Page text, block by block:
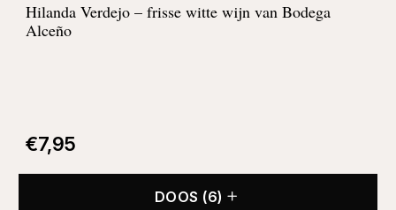
Hilanda Verdejo – frisse witte wijn van Bodega
Alceño
€7,95
DOOS (6)